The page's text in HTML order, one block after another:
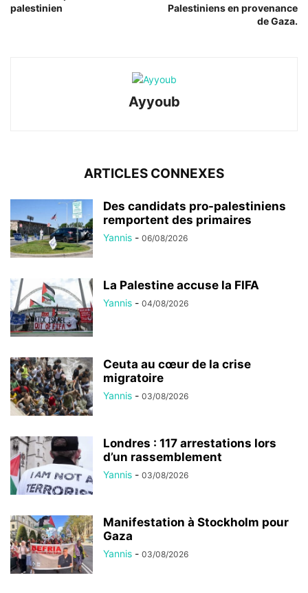
palestinien
Palestiniens en provenance
de Gaza.
Ayyoub
ARTICLES CONNEXES
Des candidats pro-palestiniens
remportent des primaires
Yannis - 06/08/2026
La Palestine accuse la FIFA
Yannis - 04/08/2026
Ceuta au cœur de la crise
migratoire
Yannis - 03/08/2026
Londres : 117 arrestations lors
d’un rassemblement
Yannis - 03/08/2026
Manifestation à Stockholm pour
Gaza
Yannis - 03/08/2026